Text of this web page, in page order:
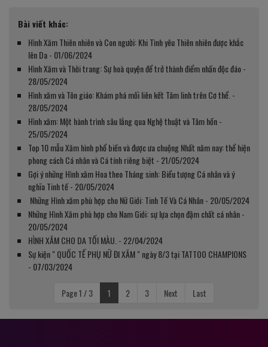
Bài viết khác:
Hình Xăm Thiên nhiên và Con người: Khi Tình yêu Thiên nhiên được khắc
lên Da - 01/06/2024
Hình Xăm và Thời trang: Sự hoà quyện để trở thành điểm nhấn độc đáo -
28/05/2024
Hình xăm và Tôn giáo: Khám phá mối liên kết Tâm linh trên Cơ thể. -
28/05/2024
Hình xăm: Một hành trình sâu lắng qua Nghệ thuật và Tâm hồn -
25/05/2024
Top 10 mẫu Xăm hình phổ biến và được ưa chuộng Nhất năm nay: thể hiện
phong cách Cá nhân và Cá tính riêng biệt - 21/05/2024
Gợi ý những Hình xăm Hoa theo Tháng sinh: Biểu tượng Cá nhân và ý
nghĩa Tinh tế - 20/05/2024
Những Hình xăm phù hợp cho Nữ Giới: Tinh Tế Và Cá Nhân - 20/05/2024
Những Hình Xăm phù hợp cho Nam Giới: sự lựa chọn đậm chất cá nhân -
20/05/2024
HÌNH XĂM CHO DA TỐI MÀU. - 22/04/2024
Sự kiện " QUỐC TẾ PHỤ NỮ ĐI XĂM " ngày 8/3 tại TATTOO CHAMPIONS
- 07/03/2024
Page 1 / 3 1 2 3 Next Last